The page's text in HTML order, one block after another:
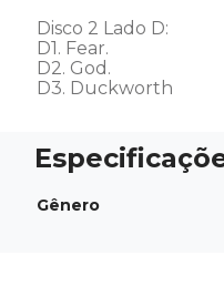
Disco 2 Lado D:
D1. Fear.
D2. God.
D3. Duckworth
Gênero